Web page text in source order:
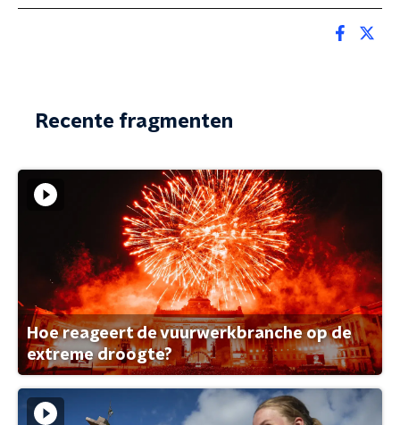
Recente fragmenten
Hoe reageert de vuurwerkbranche op de
extreme droogte?